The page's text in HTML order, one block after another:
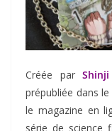
Créée par
prépubliée dans
le magazine en
série de science